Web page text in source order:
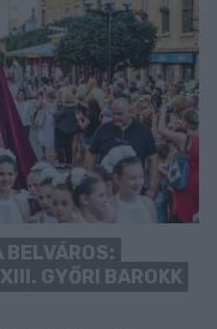
BELVÁROS:
GYŐRI BAROKK